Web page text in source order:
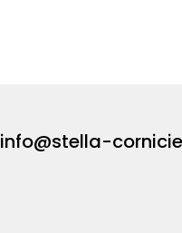
info@stella-